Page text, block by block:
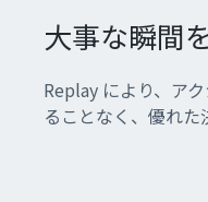
大事な瞬間
Replay により、ア
ることなく、優れた
大事な瞬間
Replay により、ア
ることなく、優れた
大事な瞬間
Replay により、ア
ることなく、優れた